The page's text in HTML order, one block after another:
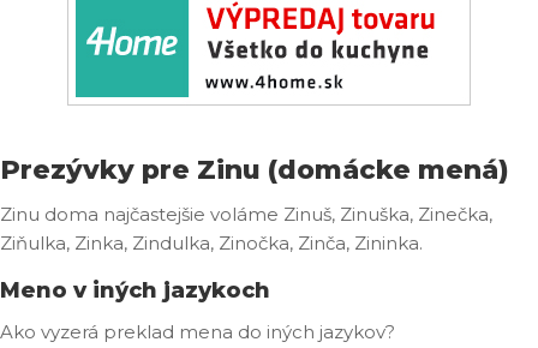
Prezývky pre Zinu (domácke mená)
Zinu doma najčastejšie voláme Zinuš, Zinuška, Zinečka,
Ziňulka, Zinka, Zindulka, Zinočka, Zinča, Zininka.
Meno v iných jazykoch
Ako vyzerá preklad mena do iných jazykov?